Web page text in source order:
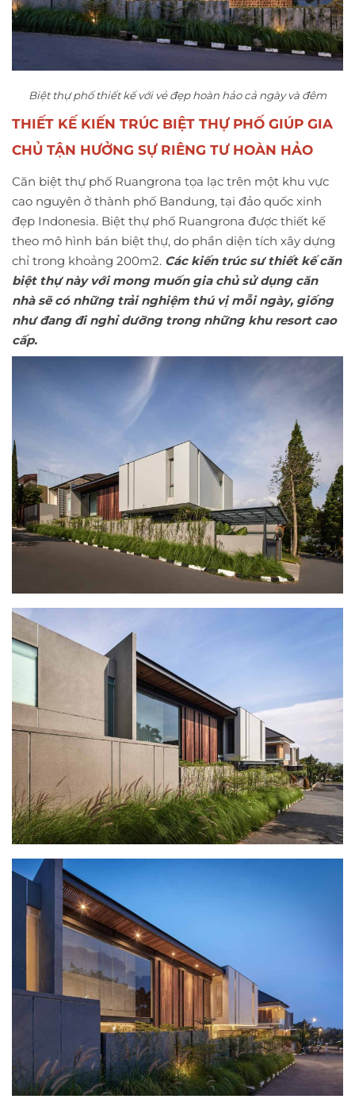
Biệt thự phố thiết kế với vẻ đẹp hoàn hảo cả ngày và đêm
THIẾT KẾ KIẾN TRÚC BIỆT THỰ PHỐ GIÚP GIA
CHỦ TẬN HƯỞNG SỰ RIÊNG TƯ HOÀN HẢO
Căn biệt thự phố Ruangrona tọa lạc trên một khu vực
cao nguyên ở thành phố Bandung, tại đảo quốc xinh
đẹp Indonesia. Biệt thự phố Ruangrona được thiết kế
theo mô hình bán biệt thự, do phần diện tích xây dựng
chỉ trong khoảng 200m2. Các kiến trúc sư thiết kế căn
biệt thự này với mong muốn gia chủ sử dụng căn
nhà sẽ có những trải nghiệm thú vị mỗi ngày, giống
như đang đi nghỉ dưỡng trong những khu resort cao
cấp.